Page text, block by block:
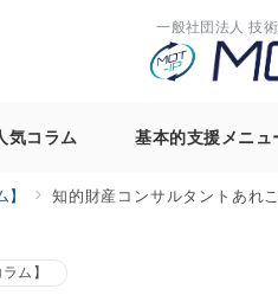
一般社団法人 技
気コラム 基本的支援メニュ
知的財産コンサルタントあれ
ム】